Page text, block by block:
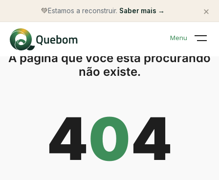
💚Estamos a reconstruir. Saber mais → ×
Menu
A página que você está procurando
não existe.
404